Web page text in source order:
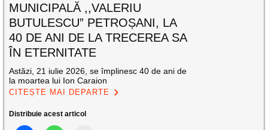
MUNICIPALĂ ,,VALERIU
BUTULESCU” PETROȘANI, LA
40 DE ANI DE LA TRECEREA SA
ÎN ETERNITATE
Astăzi, 21 iulie 2026, se împlinesc 40 de ani de
la moartea lui Ion Caraion
CITEȘTE MAI DEPARTE
Distribuie acest articol